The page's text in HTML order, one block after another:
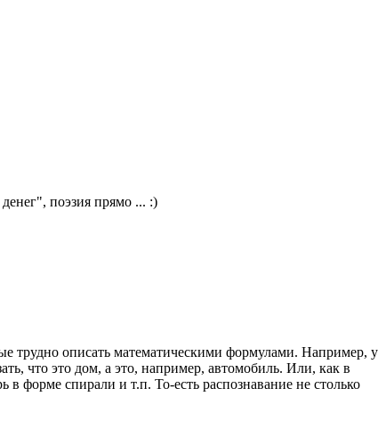
поэзия прямо ... :)
трудно описать математическими формулами. Например, у
что это дом, а это, например, автомобиль. Или, как в
форме спирали и т.п. То-есть распознавание не столько